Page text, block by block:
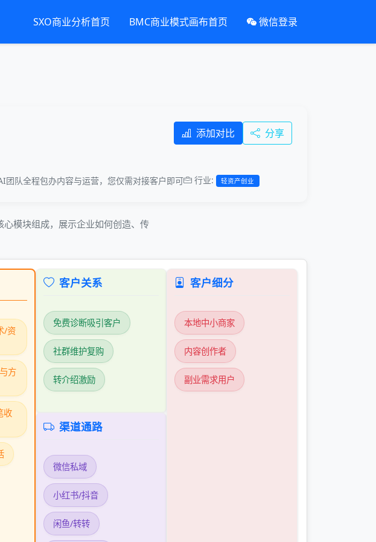
SXO商业分析首页 BMC商业模式画布首页 微信登录
添加对比 分享
队全程包办内容与运营，您仅需对接客户即可 行业: 轻资产创业
模块组成，展示企业如何创造、传
/资
方
收
客户关系
免费诊断吸引客户
社群维护复购
转介绍激励
渠道通路
微信私域
小红书/抖音
闲鱼/转转
客户细分
本地中小商家
内容创作者
副业需求用户